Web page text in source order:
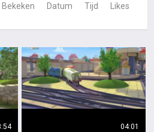
Bekeken Datum Tijd Likes
04:01